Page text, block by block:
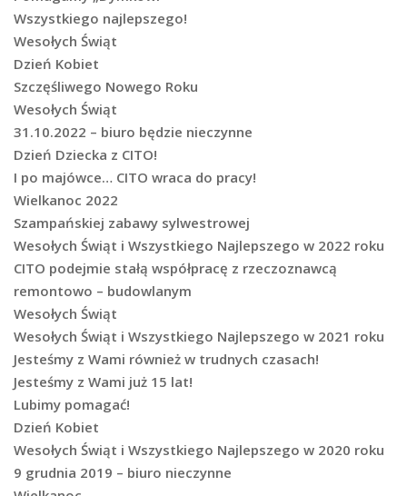
Wszystkiego najlepszego!
Wesołych Świąt
Dzień Kobiet
Szczęśliwego Nowego Roku
Wesołych Świąt
31.10.2022 – biuro będzie nieczynne
Dzień Dziecka z CITO!
I po majówce… CITO wraca do pracy!
Wielkanoc 2022
Szampańskiej zabawy sylwestrowej
Wesołych Świąt i Wszystkiego Najlepszego w 2022 roku
CITO podejmie stałą współpracę z rzeczoznawcą
remontowo – budowlanym
Wesołych Świąt
Wesołych Świąt i Wszystkiego Najlepszego w 2021 roku
Jesteśmy z Wami również w trudnych czasach!
Jesteśmy z Wami już 15 lat!
Lubimy pomagać!
Dzień Kobiet
Wesołych Świąt i Wszystkiego Najlepszego w 2020 roku
9 grudnia 2019 – biuro nieczynne